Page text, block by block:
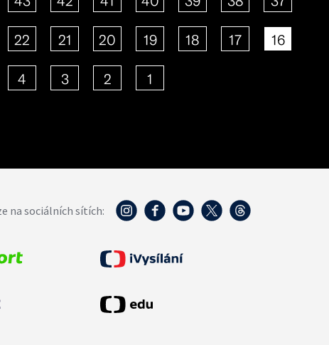
22 21 20 19 18 17 16
4 3 2 1
na sociálních sítích: